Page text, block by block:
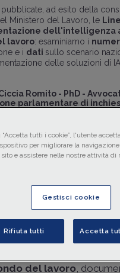
pubblicate, ad esito della
Ministero del Lavoro, le
dell'intelligenza
lavoro: esaminiamo i
e i dati sullo scenario
delle soluzioni di
Romito - PhD -
parlamentare di
IA
del Lavoro e delle
del lavoro,
“Accetta tutti i cookie”, l'utente
per migliorare la
e assistere nelle nostre attività di
Gestisci cookie
Rifiuta tutti Accetta